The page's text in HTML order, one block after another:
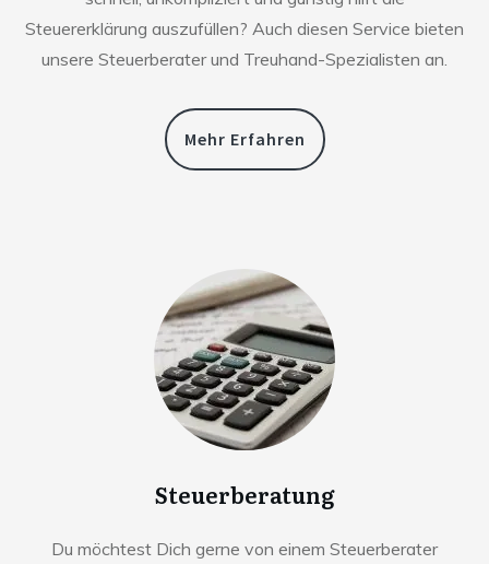
Steuererklärung auszufüllen? Auch diesen Service bieten
unsere Steuerberater und Treuhand-Spezialisten an.
Mehr Erfahren
Steuerberatung
Du möchtest Dich gerne von einem Steuerberater